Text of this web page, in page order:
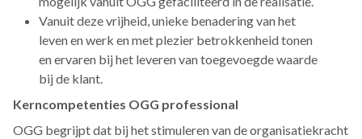
Vanuit deze vrijheid, unieke benadering van het
leven en werk en met plezier betrokkenheid tonen
en ervaren bij het leveren van toegevoegde waarde
bij de klant.
Kerncompetenties OGG professional
OGG begrijpt dat bij het stimuleren van de organisatiekracht